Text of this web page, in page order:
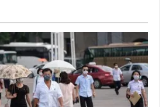
Kasus
Covid